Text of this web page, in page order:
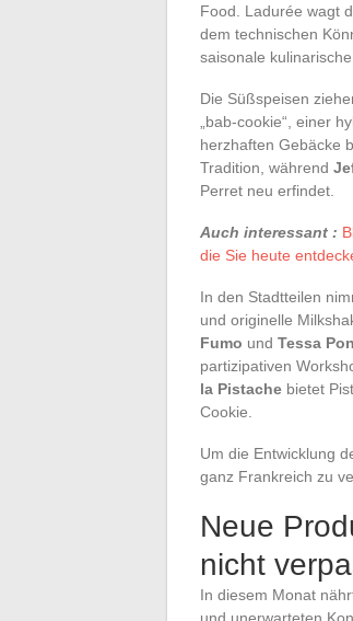
Food. Ladurée wagt
dem technischen
saisonale
Die Süßspeisen
„bab-cookie“, einer
herzhaften Gebäcke
Tradition, während
Perret neu erfindet.
Auch interessant :
die Sie heute
In den Stadtteilen
und originelle
Fumo und Tessa
partizipativen
la Pistache bietet
Cookie.
Um die Entwicklung
ganz Frankreich zu
Neue
nicht
In diesem Monat